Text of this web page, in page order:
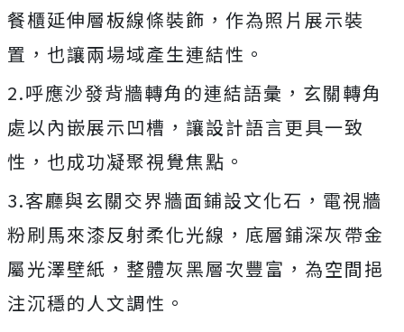
餐櫃延伸層板線條裝飾，作為照片展示裝
置，也讓兩場域產生連結性。
2.呼應沙發背牆轉角的連結語彙，玄關轉角
處以內嵌展示凹槽，讓設計語言更具一致
性，也成功凝聚視覺焦點。
3.客廳與玄關交界牆面鋪設文化石，電視牆
粉刷馬來漆反射柔化光線，底層鋪深灰帶金
屬光澤壁紙，整體灰黑層次豐富，為空間挹
注沉穩的人文調性。